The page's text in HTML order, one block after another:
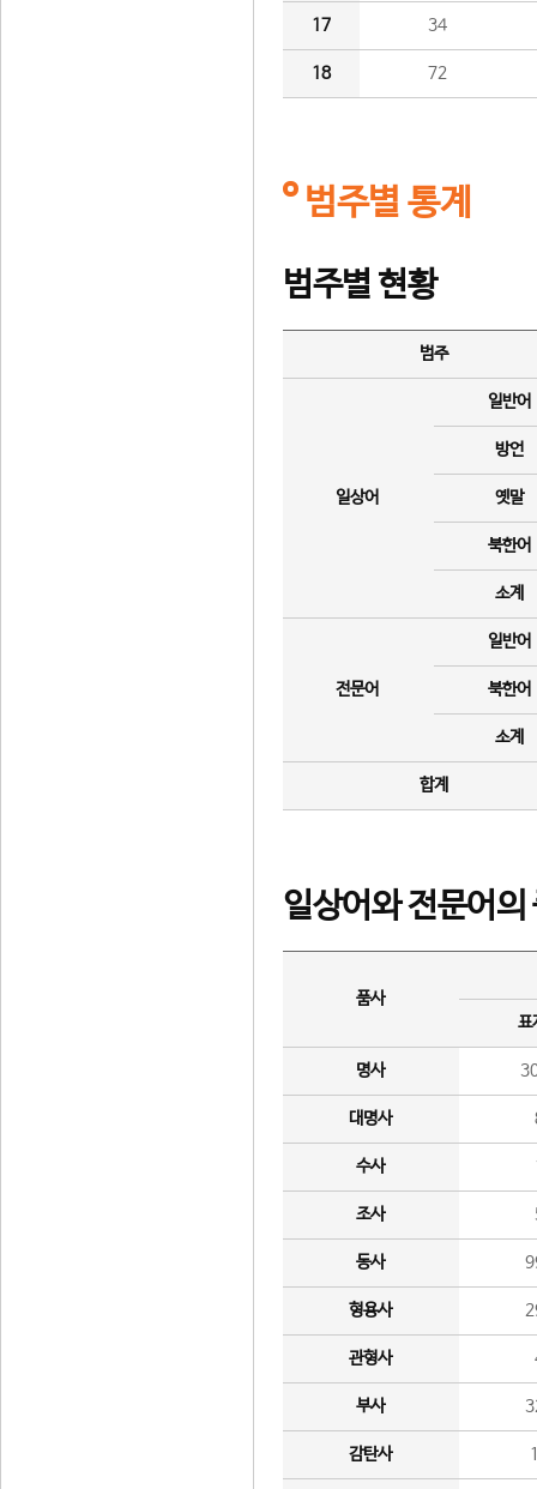
17 34
18 72
범주별 통계
범주별 현황
범주
일상어
일반어
방언
옛말
북한어
소계
전문어
일반어
북한어
소계
합계
일상어와 전문어의
품사
표
명사
대명사
수사
조사
동사
형용사
관형사
부사
감탄사